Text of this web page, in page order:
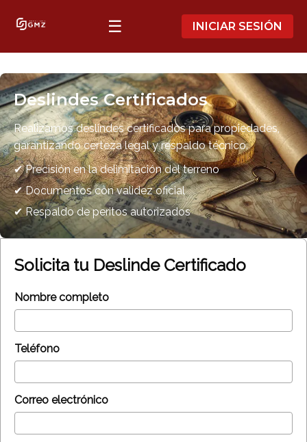
☰ INICIAR SESIÓN
Deslindes Certificados
Realizamos deslindes certificados para propiedades,
garantizando certeza legal y respaldo técnico.
✔ Precisión en la delimitación del terreno
✔ Documentos con validez oficial
✔ Respaldo de peritos autorizados
Solicita tu Deslinde Certificado
Nombre completo
Teléfono
Correo electrónico